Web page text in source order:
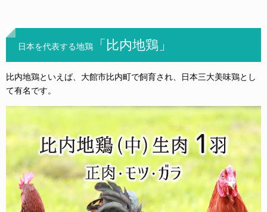
日本を代表する地鶏 「 比内地鶏」
比内地鶏といえば、大館市比内町で飼育され、日本三大美味鶏とし
て有名です。